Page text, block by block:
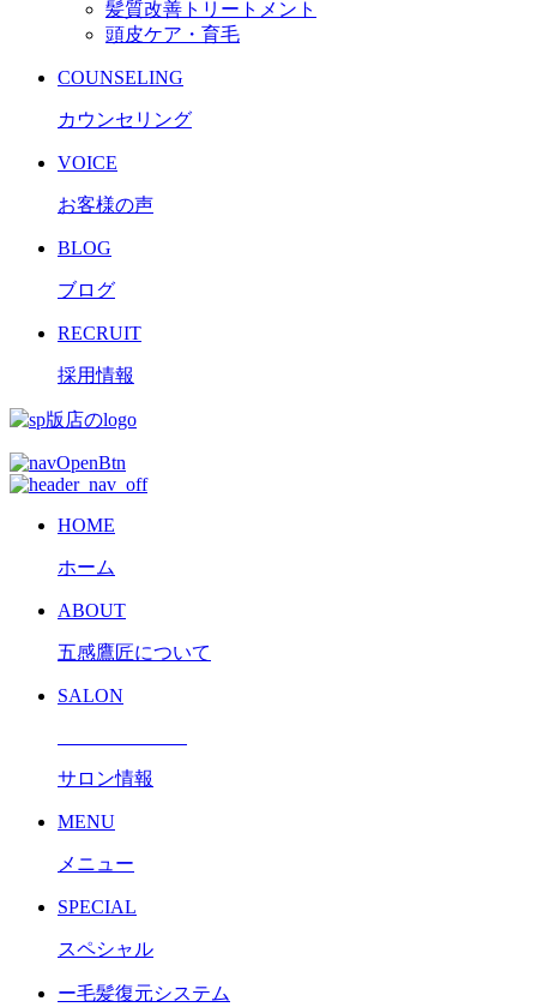
髪質改善トリートメント
頭皮ケア・育毛
COUNSELING
カウンセリング
VOICE
お客様の声
BLOG
ブログ
RECRUIT
採用情報
HOME
ホーム
ABOUT
五感鷹匠について
SALON
サロン情報
MENU
メニュー
SPECIAL
スペシャル
ー毛髪復元システム